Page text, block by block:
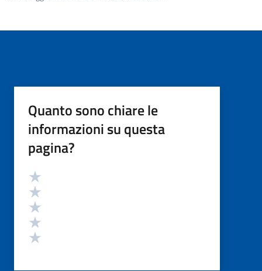
Quanto sono chiare le
informazioni su questa
pagina?
Valutazione